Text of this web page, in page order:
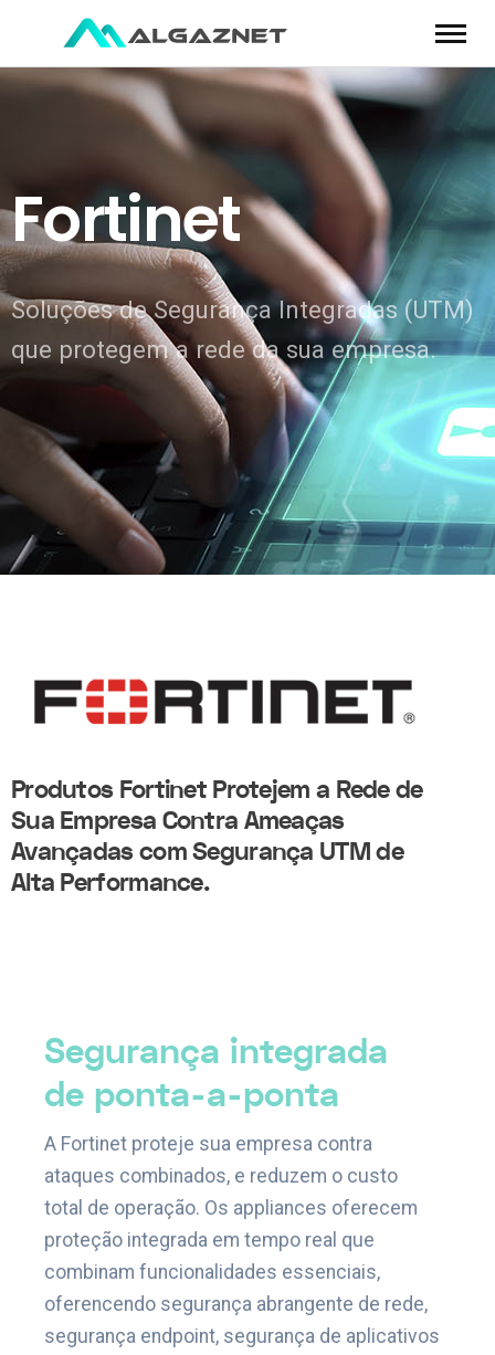
Fortinet
Soluções de Segurança Integradas (UTM)
que protegem a rede da sua empresa.
Produtos Fortinet Protejem a Rede de
Sua Empresa Contra Ameaças
Avançadas com Segurança UTM de
Alta Performance.
Segurança integrada
de ponta-a-ponta
A Fortinet proteje sua empresa contra
ataques combinados, e reduzem o custo
total de operação. Os appliances oferecem
proteção integrada em tempo real que
combinam funcionalidades essenciais,
oferencendo segurança abrangente de rede,
segurança endpoint, segurança de aplicativos